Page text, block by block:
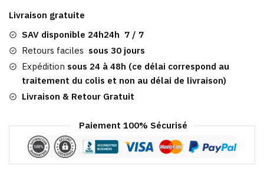
Cérémonie​
|
Bordeaux
Livraison gratuite
SAV disponible 24h24h 7 / 7
Retours faciles sous 30 jours
Expédition sous 24 à 48h (ce délai correspond au
traitement du colis et non au délai de livraison)
Livraison & Retour Gratuit
Paiement 100% Sécurisé